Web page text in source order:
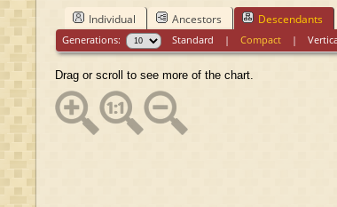
Individual Ancestors Descendants
Generations: Standard |Compact |
Drag or scroll to see more of the chart.